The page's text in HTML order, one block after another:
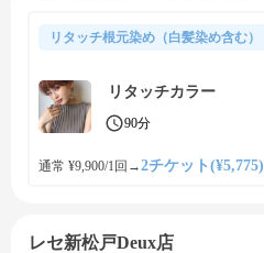
リタッチ根元染め（白髪染め含む）
リタッチカラー
90分
通常 ¥9,900/1回 →2チケット(¥5,775)
レセ新松戸Deux店